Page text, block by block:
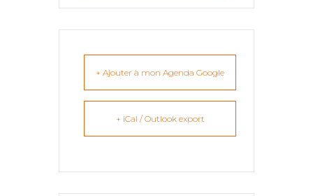
+ Ajouter à mon Agenda Google
+ iCal / Outlook export